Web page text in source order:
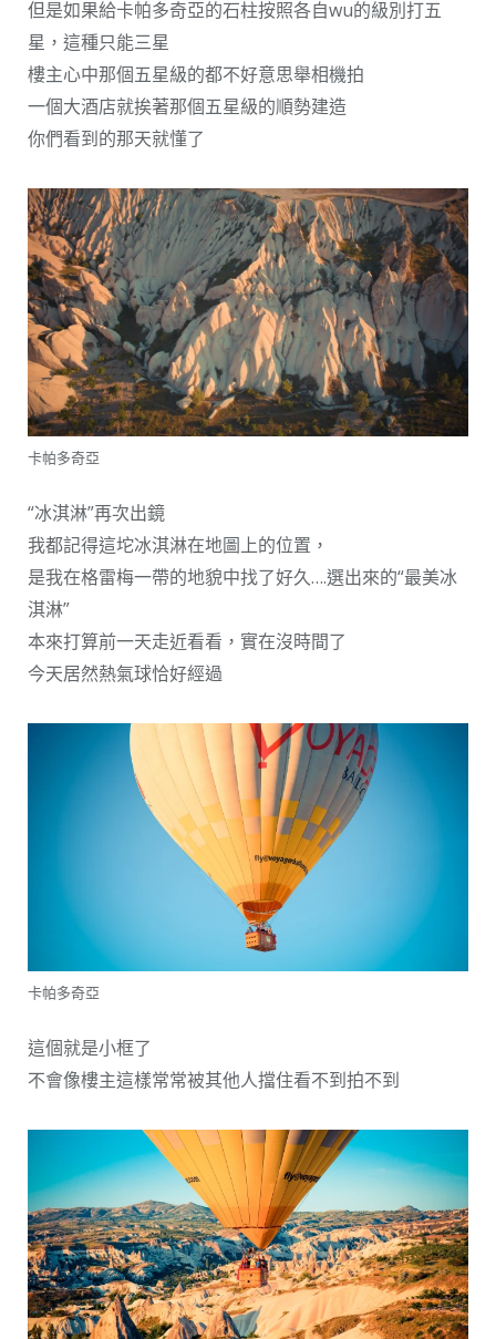
但是如果給卡帕多奇亞的石柱按照各自wu的級別打五
星，這種只能三星
樓主心中那個五星級的都不好意思舉相機拍
一個大酒店就挨著那個五星級的順勢建造
你們看到的那天就懂了
卡帕多奇亞
“冰淇淋”再次出鏡
我都記得這坨冰淇淋在地圖上的位置，
是我在格雷梅一帶的地貌中找了好久….選出來的“最美冰
淇淋”
本來打算前一天走近看看，實在沒時間了
今天居然熱氣球恰好經過
卡帕多奇亞
這個就是小框了
不會像樓主這樣常常被其他人擋住看不到拍不到